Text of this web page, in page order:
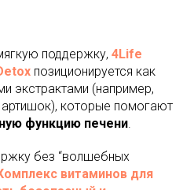
поддержку, 4Life
позиционируется как
экстрактами (например,
которые помогают
функцию печени.
без “волшебных
витаминов для